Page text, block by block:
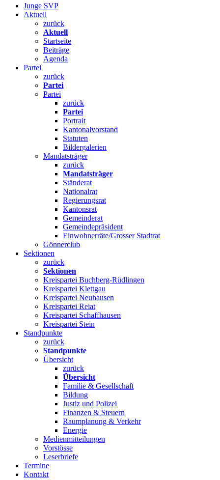
Junge SVP
Aktuell
zurück
Aktuell
Startseite
Beiträge
Agenda
Partei
zurück
Partei
Partei
zurück
Partei
Portrait
Kantonalvorstand
Statuten
Bildergalerien
Mandatsträger
zurück
Mandatsträger
Ständerat
Nationalrat
Regierungsrat
Kantonsrat
Gemeinderat
Gemeindepräsident
Einwohnerräte/Grosser Stadtrat
Gönnerclub
Sektionen
zurück
Sektionen
Kreispartei Buchberg-Rüdlingen
Kreispartei Klettgau
Kreispartei Neuhausen
Kreispartei Reiat
Kreispartei Schaffhausen
Kreispartei Stein
Standpunkte
zurück
Standpunkte
Übersicht
zurück
Übersicht
Familie & Gesellschaft
Bildung
Justiz und Polizei
Finanzen & Steuern
Raumplanung & Verkehr
Energie
Medienmitteilungen
Vorstösse
Leserbriefe
Termine
Kontakt